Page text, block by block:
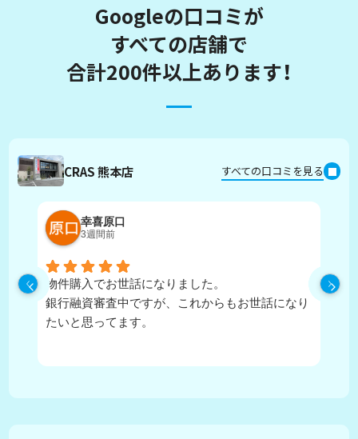
Googleの口コミが
すべての店舗で
合計200件以上あります！
CRAS 熊本店 すべての口コミを見る
幸喜原口
3週間前
物件購入でお世話になりました。
銀行融資審査中ですが、これからもお世話になり
たいと思ってます。